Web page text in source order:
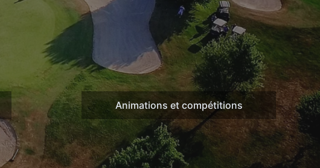
Animations et compétitions